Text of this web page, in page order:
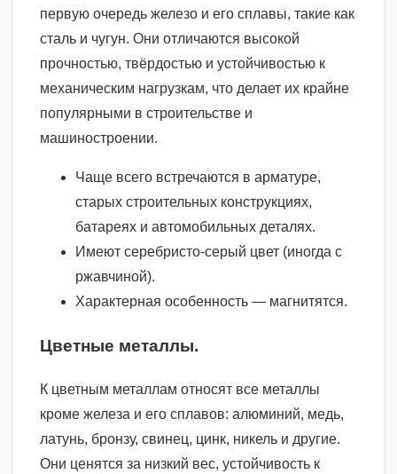
первую очередь железо и его сплавы, такие как
сталь и чугун. Они отличаются высокой
прочностью, твёрдостью и устойчивостью к
механическим нагрузкам, что делает их крайне
популярными в строительстве и
машиностроении.
Чаще всего встречаются в арматуре,
старых строительных конструкциях,
батареях и автомобильных деталях.
Имеют серебристо-серый цвет (иногда с
ржавчиной).
Характерная особенность — магнитятся.
Цветные металлы.
К цветным металлам относят все металлы
кроме железа и его сплавов: алюминий, медь,
латунь, бронзу, свинец, цинк, никель и другие.
Они ценятся за низкий вес, устойчивость к